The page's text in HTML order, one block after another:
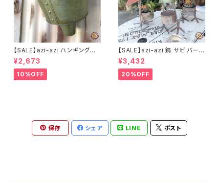
【SALE】azi-azi ハンギングブ
リキ漏斗プランターB
¥2,673
10%OFF
【SALE】azi-azi 錆 サビ バード
メタルプランター
¥3,432
20%OFF
保存 シェア LINE ポスト